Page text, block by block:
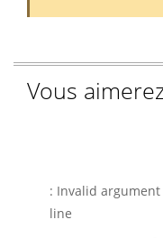
Vous
: Invalid
line